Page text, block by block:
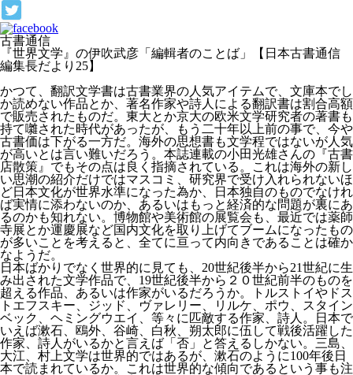
古書通信
『世界文学』の伊吹武彦「編輯者のことば」【日本古書通信
編集長だより25】
かつて、翻訳文学書は古書業界の人気アイテムで、文庫本でし
か読めない作品とか、著名作家や詩人による翻訳書は割合高額
で販売されたものだ。東大とか京大の欧米文学研究者の著書も
持て囃された時代があったが、もう二十年以上前の事で、今や
古書価は下がる一方だ。海外の思想書も文学程ではないが人気
が高いとは言い難いだろう。本誌連載の小田光雄さんの『古書
店散策』でもその点は良く指摘されている。これは海外の新し
い思潮の紹介だけではマスコミ、研究界で受け入れられないほ
ど日本文化が世界水準になった為か、日本独自のものでなけれ
ば実情に添わないのか、あるいはもっと経済的な問題が裏にあ
るのかも知れない。博物館や美術館の展覧会も、最近では薬師
寺展とか運慶展など国内文化を取り上げてブームになったもの
が多いことを考えると、全てに亘って内向きであることは確か
なようだ。
日本ばかりでなく世界的に見ても、20世紀後半から21世紀に生
み出された文学作品で、19世紀後半から２０世紀前半のものを
超える作品、あるいは作家がいるだろうか。トルストイやドス
トエフスキー、ジッド、ヴァレリー、リルケ、ポウ、スタイン
ベック、ヘミングウエイ、等々に匹敵する作家、詩人。日本で
いえば漱石、鴎外、谷崎、白秋、朔太郎に伍して戦後活躍した
作家、詩人がいるかと言えば「否」と答えるしかない。三島、
大江、村上文学は世界的ではあるが、漱石のように100年後日
本で読まれているか。これは世界的な傾向であるという事も注